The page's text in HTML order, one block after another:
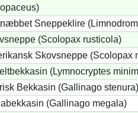
Sneppeklire
(Scolopax rusticola)
Skovsneppe (Scolopax
(Lymnocryptes
Bekkasin (Gallinago stenura)
(Gallinago megala)